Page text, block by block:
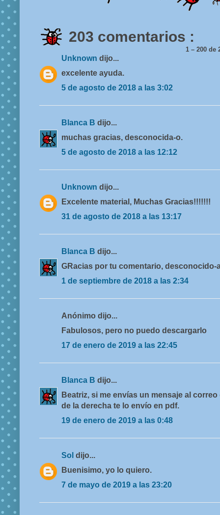
203 comentarios :
1 – 200
Unknown dijo...
excelente ayuda.
5 de agosto de 2018 a las 3:02
Blanca B dijo...
muchas gracias, desconocida-o.
5 de agosto de 2018 a las 12:12
Unknown dijo...
Excelente material, Muchas Gracias!!!!!!!
31 de agosto de 2018 a las 13:17
Blanca B dijo...
GRacias por tu comentario, desconocido-
1 de septiembre de 2018 a las 2:34
Anónimo dijo...
Fabulosos, pero no puedo descargarlo
17 de enero de 2019 a las 22:45
Blanca B dijo...
Beatriz, si me envías un mensaje al
de la derecha te lo envío en pdf.
19 de enero de 2019 a las 0:48
Sol dijo...
Buenisimo, yo lo quiero.
7 de mayo de 2019 a las 23:20